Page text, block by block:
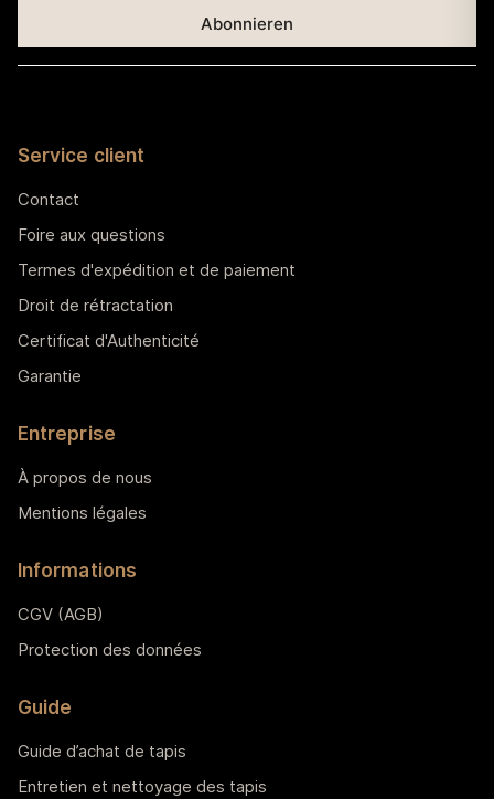
Service client
Contact
Foire aux questions
Termes d'expédition et de paiement
Droit de rétractation
Certificat d'Authenticité
Garantie
Entreprise
À propos de nous
Mentions légales
Informations
CGV (AGB)
Protection des données
Guide
Guide d’achat de tapis
Entretien et nettoyage des tapis